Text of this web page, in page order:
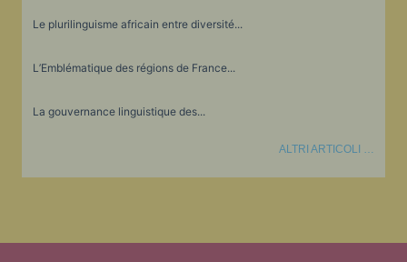
Le plurilinguisme africain entre diversité...
L’Emblématique des régions de France...
La gouvernance linguistique des...
ALTRI ARTICOLI …